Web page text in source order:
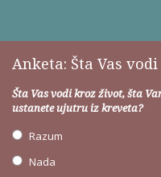
Anketa: Šta Vas
Šta Vas vodi kroz život, šta
ustanete ujutru iz kreveta?
Razum
Nada